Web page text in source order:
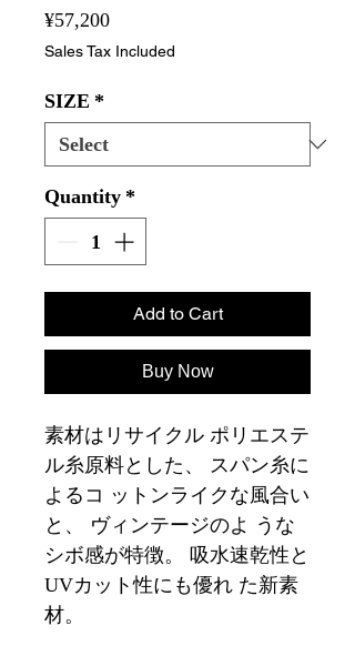
¥57,200Price
Sales Tax Included
SIZE *
Quantity *
Add to Cart
Buy Now
素材はリサイクル ポリエステ
ル糸原料とした、 スパン糸に
よるコ ットンライクな風合い
と、 ヴィンテージのよ うな
シボ感が特徴。 吸水速乾性と
UVカット性にも優れ た新素
材。